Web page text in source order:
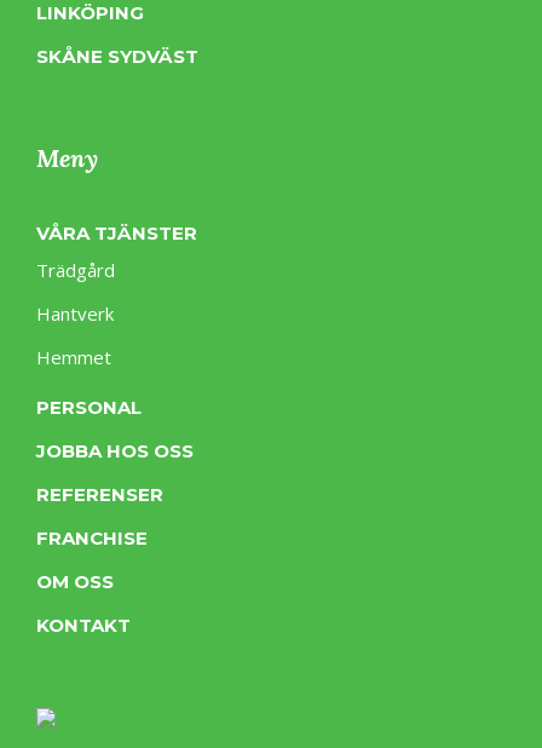
LINKÖPING
SKÅNE SYDVÄST
Meny
VÅRA TJÄNSTER
Trädgård
Hantverk
Hemmet
PERSONAL
JOBBA HOS OSS
REFERENSER
FRANCHISE
OM OSS
KONTAKT